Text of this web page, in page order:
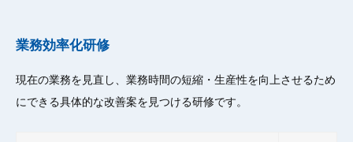
業務効率化研修
現在の業務を見直し、業務時間の短縮・生産性を向上させるため
にできる具体的な改善案を見つける研修です。